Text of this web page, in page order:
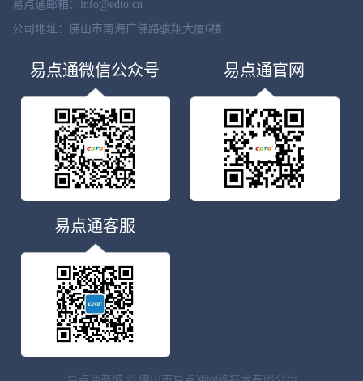
易点通邮箱：info@edto.cn
公司地址： 佛山市南海广佛路骏翔大厦6楼
易点通微信公众号 易点通官网
易点通客服